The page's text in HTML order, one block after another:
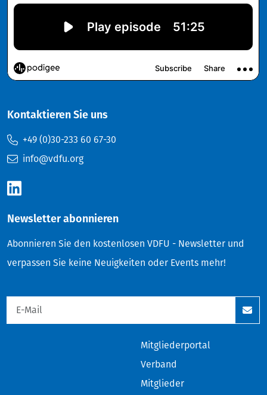
Kontaktieren Sie uns
+49 (0)30-233 60 67-30
info@vdfu.org
Newsletter abonnieren
Abonnieren Sie den kostenlosen VDFU - Newsletter und
verpassen Sie keine Neuigkeiten oder Events mehr!
Mitgliederportal
Verband
Mitglieder